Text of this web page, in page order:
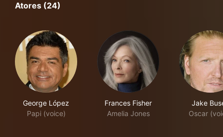
Atores (24)
George López
Papi (voice)
Frances Fisher
Amelia Jones
Jake
Oscar